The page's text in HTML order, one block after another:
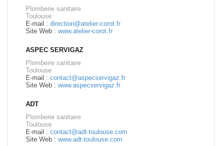
Plomberie sanitaire
Toulouse
E-mail : direction@atelier-corot.fr
Site Web : www.atelier-corot.fr
ASPEC SERVIGAZ
Plomberie sanitaire
Toulouse
E-mail : contact@aspecservigaz.fr
Site Web : www.aspecservigaz.fr
ADT
Plomberie sanitaire
Toulouse
E-mail : contact@adt-toulouse.com
Site Web : www.adt-toulouse.com